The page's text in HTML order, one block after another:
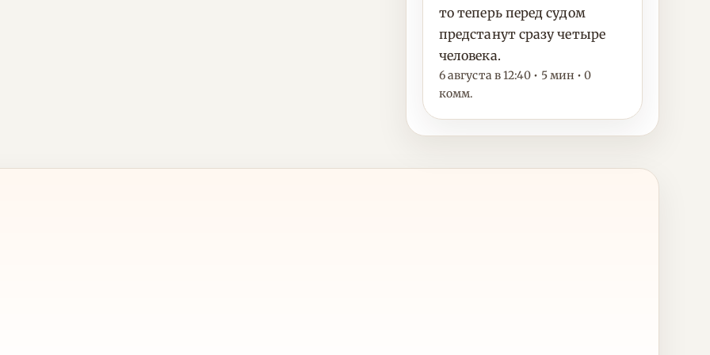
то теперь перед судом
предстанут сразу четыре
человека.
6 августа в 12:40 • 5 мин • 0
комм.